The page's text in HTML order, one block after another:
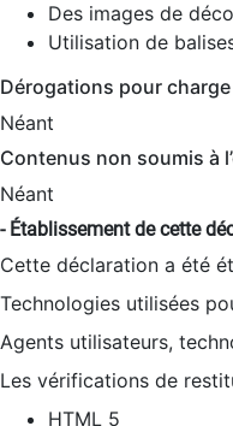
Des images de
Utilisation de
Dérogations pour
Néant
Contenus non soumis à
Néant
- Établissement de cette
Cette déclaration a été
Technologies utilisées
Agents utilisateurs,
Les vérifications de
HTML 5